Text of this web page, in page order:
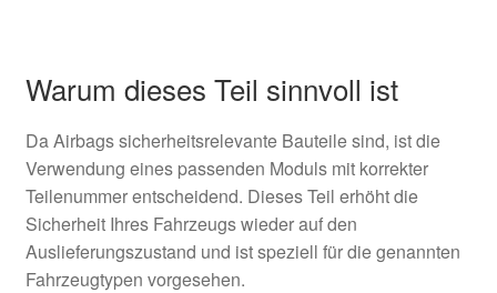
Warum dieses Teil sinnvoll ist
Da Airbags sicherheitsrelevante Bauteile sind, ist die
Verwendung eines passenden Moduls mit korrekter
Teilenummer entscheidend. Dieses Teil erhöht die
Sicherheit Ihres Fahrzeugs wieder auf den
Auslieferungszustand und ist speziell für die genannten
Fahrzeugtypen vorgesehen.